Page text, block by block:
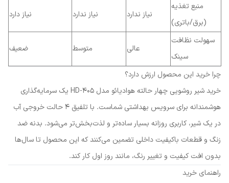
منبع تغذیه
(برق/باتری)
نیاز ندارد نیاز ندارد نیاز دارد
سهولت نظافت
سینک
عالی متوسط ضعیف
چرا خرید این محصول ارزش دارد؟
خرید شیر روشویی چهار حالته هوادیائو مدل HD-405 یک سرمایه‌گذاری
هوشمندانه برای سرویس بهداشتی شماست. با تلفیق ۴ حالت خروجی آب
در یک شیر، کاربری روزانه بسیار ساده‌تر و لذت‌بخش‌تر می‌شود. بدنه ضد
زنگ و قطعات باکیفیت داخلی تضمین می‌کنند که این محصول تا سال‌ها
بدون افت کیفیت و تغییر رنگ، مانند روز اول کار کند.
راهنمای خرید